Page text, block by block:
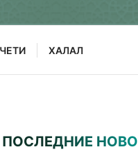
ХАЛАЛ
ПОСЛЕДНИЕ